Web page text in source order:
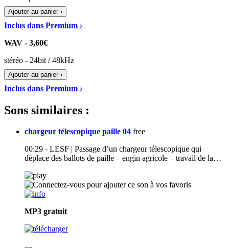
Ajouter au panier ›
Inclus dans Premium ›
WAV - 3,60€
stéréo - 24bit / 48kHz
Ajouter au panier ›
Inclus dans Premium ›
Sons similaires :
chargeur télescopique paille 04 free
00:29 - LESF | Passage d’un chargeur télescopique qui
déplace des ballots de paille – engin agricole – travail de la…
MP3 gratuit
---